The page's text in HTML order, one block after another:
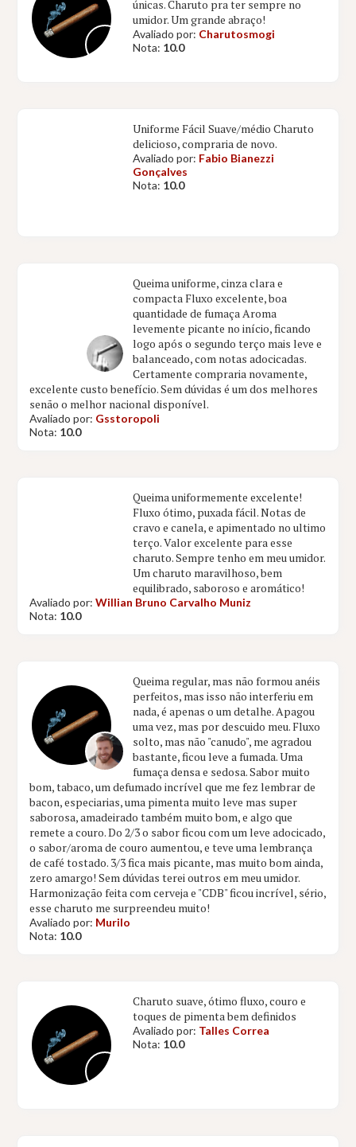
únicas. Charuto pra ter sempre no
umidor. Um grande abraço!
Avaliado por: Charutosmogi
Nota: 10.0
Uniforme Fácil Suave/médio Charuto
delicioso, compraria de novo.
Avaliado por: Fabio Bianezzi
Gonçalves
Nota: 10.0
Queima uniforme, cinza clara e
compacta Fluxo excelente, boa
quantidade de fumaça Aroma
levemente picante no início, ficando
logo após o segundo terço mais leve e
balanceado, com notas adocicadas.
Certamente compraria novamente,
excelente custo benefício. Sem dúvidas é um dos melhores
senão o melhor nacional disponível.
Avaliado por: Gsstoropoli
Nota: 10.0
Queima uniformemente excelente!
Fluxo ótimo, puxada fácil. Notas de
cravo e canela, e apimentado no ultimo
terço. Valor excelente para esse
charuto. Sempre tenho em meu umidor.
Um charuto maravilhoso, bem
equilibrado, saboroso e aromático!
Avaliado por:Willian Bruno Carvalho Muniz
Nota: 10.0
Queima regular, mas não formou anéis
perfeitos, mas isso não interferiu em
nada, é apenas o um detalhe. Apagou
uma vez, mas por descuido meu. Fluxo
solto, mas não "canudo", me agradou
bastante, ficou leve a fumada. Uma
fumaça densa e sedosa. Sabor muito
bom, tabaco, um defumado incrível que me fez lembrar de
bacon, especiarias, uma pimenta muito leve mas super
saborosa, amadeirado também muito bom, e algo que
remete a couro. Do 2/3 o sabor ficou com um leve adocicado,
o sabor/aroma de couro aumentou, e teve uma lembrança
de café tostado. 3/3 fica mais picante, mas muito bom ainda,
zero amargo! Sem dúvidas terei outros em meu umidor.
Harmonização feita com cerveja e "CDB" ficou incrível, sério,
esse charuto me surpreendeu muito!
Avaliado por: Murilo
Nota: 10.0
Charuto suave, ótimo fluxo, couro e
toques de pimenta bem definidos
Avaliado por: Talles Correa
Nota: 10.0